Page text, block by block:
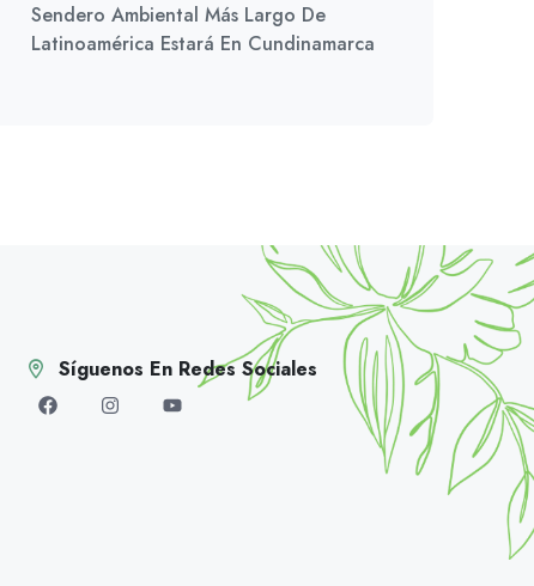
Sendero Ambiental Más Largo De
Latinoamérica Estará En Cundinamarca
Síguenos En Redes Sociales